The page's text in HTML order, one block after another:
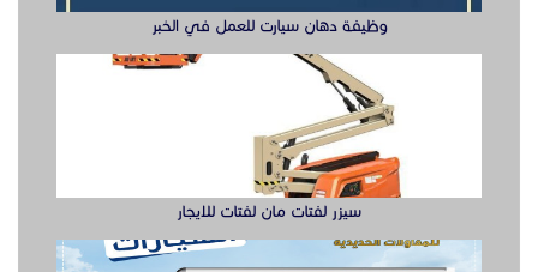
تصنيع صناديق وهياكل سيارات الشرقية